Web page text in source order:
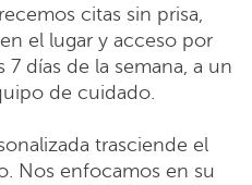
citas sin prisa,
el lugar y acceso por
días de la semana, a un
de cuidado.
trasciende el
Nos enfocamos en su